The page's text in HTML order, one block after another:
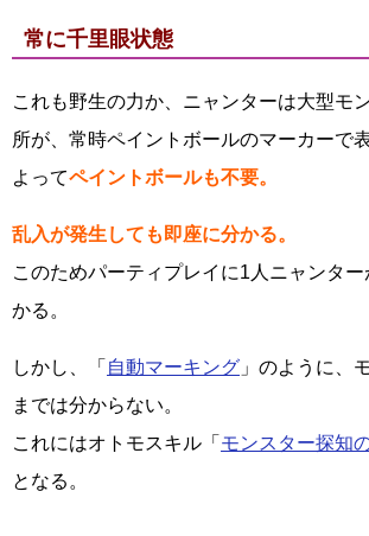
常に千里眼状態
これも野生の力か、ニャンターは大型モ
所が、常時ペイントボールのマーカーで
よってペイントボールも不要。
乱入が発生しても即座に分かる。
このためパーティプレイに1人ニャンタ
かる。
しかし、「 自動マーキング 」のように、
までは分からない。
これにはオトモスキル「 モンスター探知
となる。